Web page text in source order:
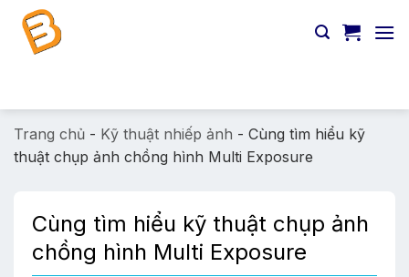
Chuyển
đến
Trang chủ - Kỹ thuật nhiếp ảnh - Cùng tìm hiểu kỹ
thuật chụp ảnh chồng hình Multi Exposure
Cùng tìm hiểu kỹ thuật chụp ảnh
chồng hình Multi Exposure